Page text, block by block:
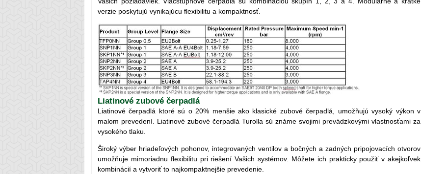
verzie poskytujú vynikajúcu flexibilitu a kompaktnosť.
Liatinové zubové čerpadlá
Liatinové čerpadlá ktoré sú o 20% menšie ako klasické zubové čerpadlá, umožňujú vysoký výkon v
malom prevedení. Liatinové zubové čerpadlá Turolla sú známe svojimi prevádzkovými vlastnosťami za
vysokého tlaku.
Široký výber hriadeľových pohonov, integrovaných ventilov a bočných a zadných pripojovacích otvorov
umožňuje mimoriadnu flexibilitu pri riešení Vašich systémov. Môžete ich prakticky použiť v akejkoľvek
kombinácií a vytvoriť to najkompaktnejšie prevedenie.